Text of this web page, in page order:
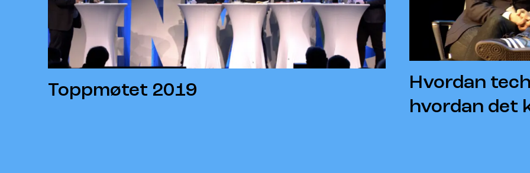
Toppmøtet 2019
Hvordan
hvordan det